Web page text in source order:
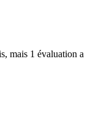
mais 1 évaluation a